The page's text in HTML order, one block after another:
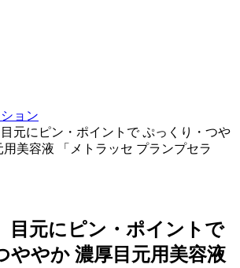
ョン
元にピン・ポイントで ぷっくり・つや
美容液 「メトラッセ プランプセラ
目元にピン・ポイントで
ややか 濃厚目元用美容液